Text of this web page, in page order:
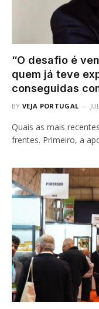
“O desafio é
quem já teve
conseguidas
BY VEJA PORTUGAL
Quais as mais
frentes. Primeiro, a